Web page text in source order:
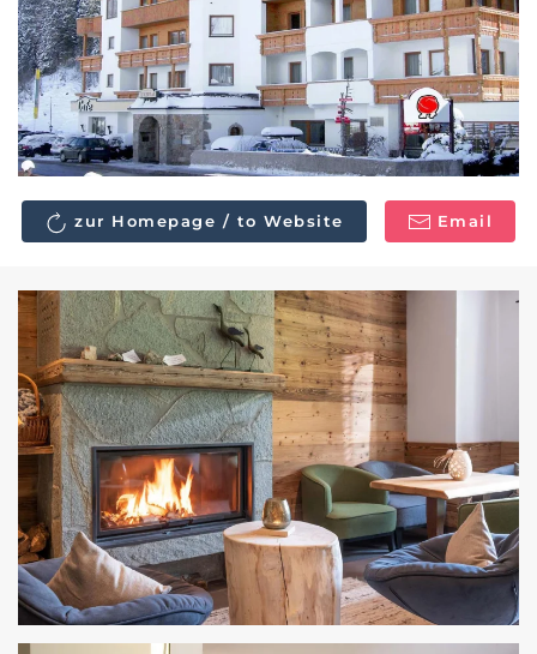
zur Homepage / to Website Email